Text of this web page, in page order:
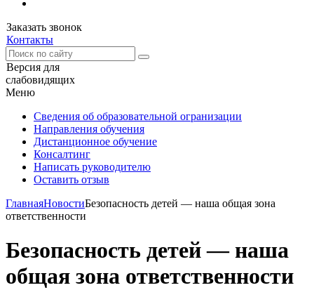
Заказать звонок
Контакты
Версия для
слабовидящих
Меню
Сведения об образовательной огранизации
Направления обучения
Дистанционное обучение
Консалтинг
Написать руководителю
Оставить отзыв
ГлавнаяНовостиБезопасность детей — наша общая зона
ответственности
Безопасность детей — наша
общая зона ответственности